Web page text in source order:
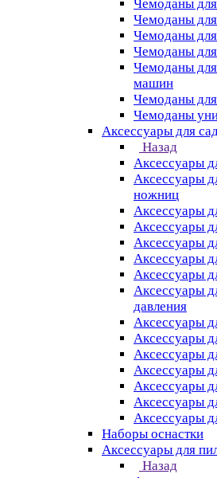
Чемоданы
Чемоданы
Чемоданы
Чемоданы
Чемоданы
машин
Чемоданы
Чемоданы
Аксессуары для
Назад
Аксессуары
Аксессуары
ножниц
Аксессуары
Аксессуары
Аксессуары
Аксессуары
Аксессуары
Аксессуары
давления
Аксессуары
Аксессуары
Аксессуары
Аксессуары
Аксессуары
Аксессуары
Аксессуары
Наборы оснастки
Аксессуары для
Назад